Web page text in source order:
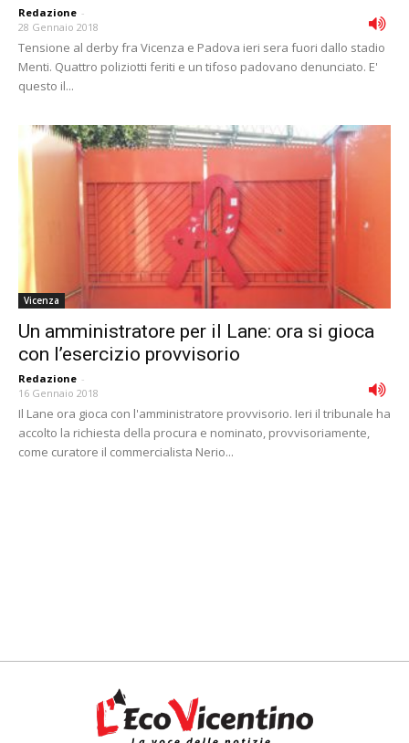
Redazione -
28 Gennaio 2018
Tensione al derby fra Vicenza e Padova ieri sera fuori dallo stadio
Menti. Quattro poliziotti feriti e un tifoso padovano denunciato. E'
questo il...
Vicenza
Un amministratore per il Lane: ora si gioca
con l’esercizio provvisorio
Redazione -
16 Gennaio 2018
Il Lane ora gioca con l'amministratore provvisorio. Ieri il tribunale ha
accolto la richiesta della procura e nominato, provvisoriamente,
come curatore il commercialista Nerio...